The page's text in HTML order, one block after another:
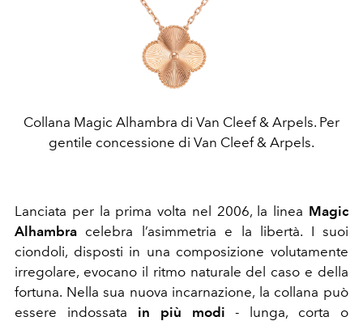
Collana Magic Alhambra di Van Cleef & Arpels. Per
gentile concessione di Van Cleef & Arpels.
Lanciata per la prima volta nel 2006, la linea Magic
Alhambra celebra l’asimmetria e la libertà. I suoi
ciondoli, disposti in una composizione volutamente
irregolare, evocano il ritmo naturale del caso e della
fortuna. Nella sua nuova incarnazione, la collana può
essere indossata in più modi - lunga, corta o